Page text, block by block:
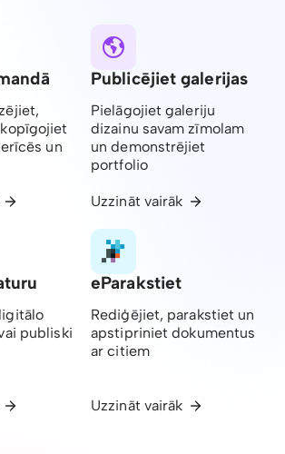
un
Publicējiet galerijas
Pielāgojiet galeriju
dizainu savam zīmolam
un demonstrējiet
portfolio
Uzzināt vairāk
publiski
eParakstiet
Rediģējiet, parakstiet un
apstipriniet dokumentus
ar citiem
Uzzināt vairāk